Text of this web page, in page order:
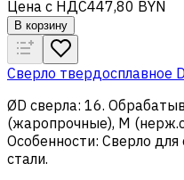
Цена с НДС447,80 BYN
В корзину
Сверло твердосплавное
ØD сверла: 16.
(жаропрочные), M
Особенности: Сверло
стали.